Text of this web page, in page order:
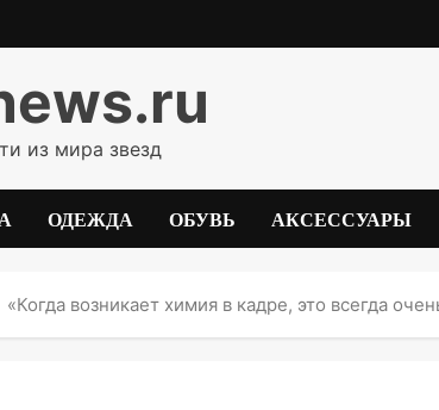
из мира звезд
ОДЕЖДА ОБУВЬ АКСЕССУАРЫ
«Когда возникает химия в кадре, это всегда